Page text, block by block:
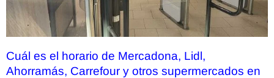
Cuál es el horario de Mercadona, Lidl,
Ahorramás, Carrefour y otros supermercados en